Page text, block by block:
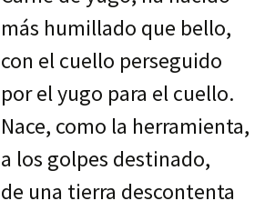
más humillado que bello,
con el cuello perseguido
por el yugo para el cuello.
Nace, como la herramienta,
a los golpes destinado,
de una tierra descontenta